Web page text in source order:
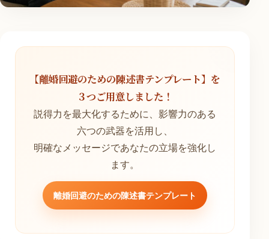
【離婚回避のための陳述書テンプレート】を
３つご用意しました！
説得力を最大化するために、影響力のある
六つの武器を活用し、
明確なメッセージであなたの立場を強化し
ます。
離婚回避のための陳述書テンプレート